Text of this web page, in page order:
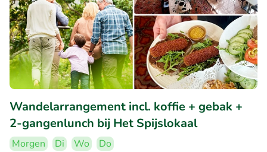
Wandelarrangement incl. koffie + gebak +
2-gangenlunch bij Het Spijslokaal
Morgen Di Wo
Do